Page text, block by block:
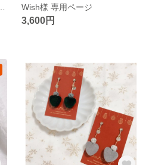
Wish様 専用ページ
3,600円